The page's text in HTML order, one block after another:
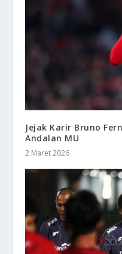
Jejak Karir Bruno
Andalan MU
2 Maret 2026